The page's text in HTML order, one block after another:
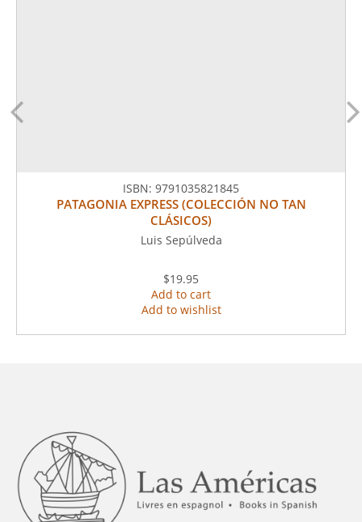
ISBN: 9791035821845
PATAGONIA EXPRESS (COLECCIÓN NO TAN
CLÁSICOS)
Luis Sepúlveda
$19.95
Add to cart
Add to wishlist